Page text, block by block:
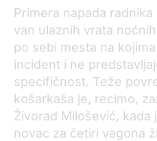
Primera napada
van ulaznih vrata
po sebi mesta na
incident i ne
specifičnost. Teže
košarkaša je, recimo,
Živorad Milošević, kada
novac za četiri vagona